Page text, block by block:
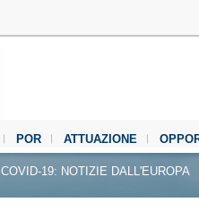
POR ATTUAZIONE
COVID-19: NOTIZIE DALL'EUROPA